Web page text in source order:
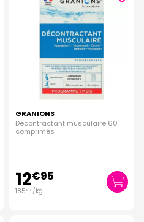
GRANIONS
Décontractant musculaire 60
comprimés
12€95
185€00/kg